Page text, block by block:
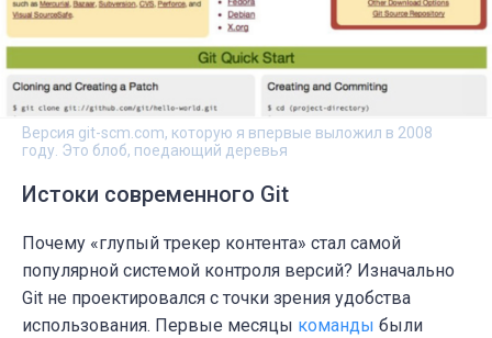
Версия git-scm.com, которую я впервые выложил в 2008
году. Это блоб, поедающий деревья
Истоки современного Git
Почему «глупый трекер контента» стал самой
популярной системой контроля версий? Изначально
Git не проектировался с точки зрения удобства
использования. Первые месяцы команды были